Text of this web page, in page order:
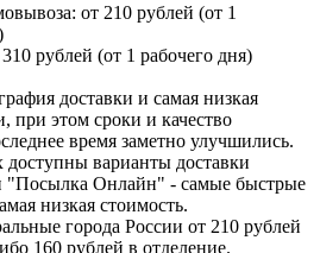
от 210 рублей (от 1
рублей (от 1 рабочего дня)
доставки и самая низкая
при этом сроки и качество
время заметно улучшились.
варианты доставки
"Посылка Онлайн" - самые быстрые
низкая стоимость.
города России от 210 рублей
160 рублей в отделение.